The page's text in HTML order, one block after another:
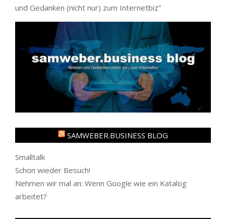
und Gedanken (nicht nur) zum Internetbiz”
SAMWEBER.BUSINESS BLOG
Smalltalk
Schon wieder Besuch!
Nehmen wir mal an: Wenn Google wie ein Katalog
arbeitet?